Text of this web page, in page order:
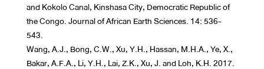
and Kokolo Canal, Kinshasa City, Democratic Republic of
the Congo. Journal of African Earth Sciences. 14: 536-
543.
Wang, A.J., Bong, C.W., Xu, Y.H., Hassan, M.H.A., Ye, X.,
Bakar, A.F.A., Li, Y.H., Lai, Z.K., Xu, J. and Loh, K.H. 2017.